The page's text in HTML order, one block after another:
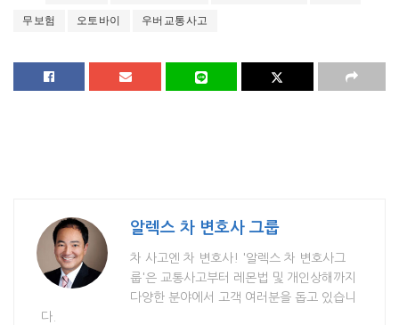
무보험 오토바이 우버교통사고
알렉스 차 변호사 그룹
차 사고엔 차 변호사! '알렉스 차 변호사그
룹'은 교통사고부터 레몬법 및 개인상해까지
다양한 분야에서 고객 여러분을 돕고 있습니
다.